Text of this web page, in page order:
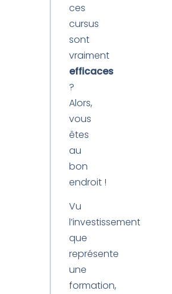
ces
cursus
sont
vraiment
efficaces
?
Alors,
vous
êtes
au
bon
endroit !
Vu
l’investissement
que
représente
une
formation,